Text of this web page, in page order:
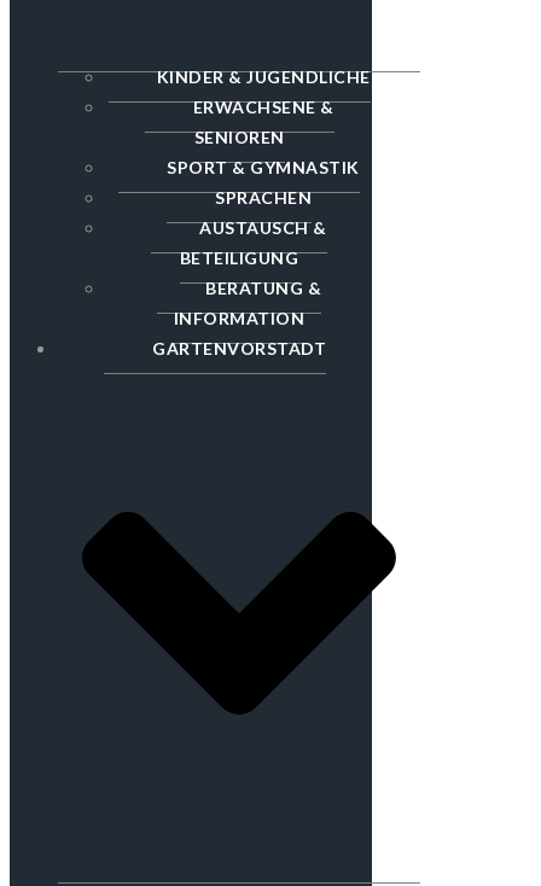
KINDER & JUGENDLICHE
ERWACHSENE &
SENIOREN
SPORT & GYMNASTIK
SPRACHEN
AUSTAUSCH &
BETEILIGUNG
BERATUNG &
INFORMATION
GARTENVORSTADT